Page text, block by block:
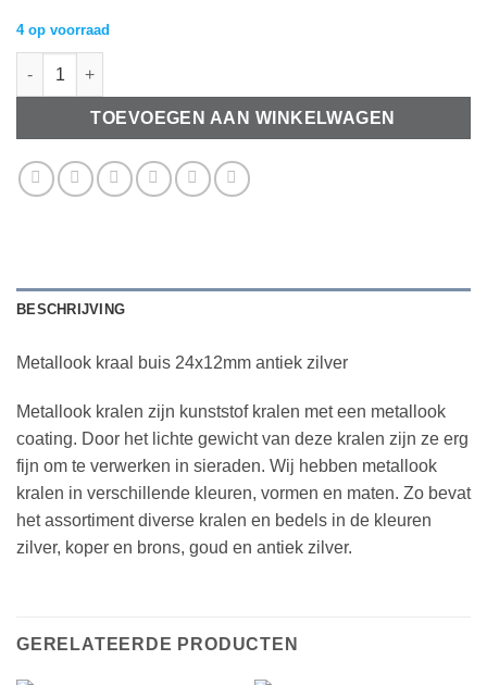
4 op voorraad
Metallook kraal buis 24x12mm antiek zilver aantal
TOEVOEGEN AAN WINKELWAGEN
BESCHRIJVING
Metallook kraal buis 24x12mm antiek zilver
Metallook kralen zijn kunststof kralen met een metallook
coating. Door het lichte gewicht van deze kralen zijn ze erg
fijn om te verwerken in sieraden. Wij hebben metallook
kralen in verschillende kleuren, vormen en maten. Zo bevat
het assortiment diverse kralen en bedels in de kleuren
zilver, koper en brons, goud en antiek zilver.
GERELATEERDE PRODUCTEN